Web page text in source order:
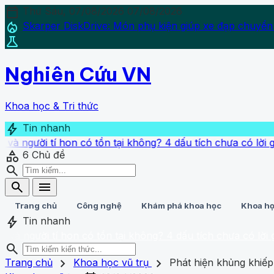
calendar_today Thứ Sáu, 07/08/2026 07/08/2026
local_fire_department Skarper DiskDrive: Món phụ kiện giúp xe đạp
science
Nghiên Cứu VN
Khoa học & Tri thức
bolt Tin nhanh
tí hon có tồn tại không? 4 dấu tích chưa có lời giải!›
category 6 Chủ đề
search
search
menu
Trang chủ Công nghệ Khám phá khoa học Khoa
bolt Tin nhanh
search
homeTrang chủ
search close
Trang chủ chevron_right Khoa học vũ trụ chevron_right
Phát hiện khủng